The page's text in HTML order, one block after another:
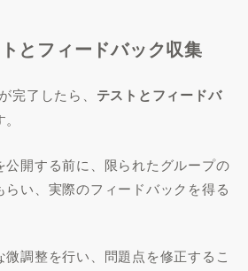
とフィードバック収集
完了したら、 テストとフィードバ
公開する前に、限られたグループの
らい、実際のフィードバックを得る
調整を行い、問題点を修正するこ